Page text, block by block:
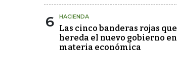
6 HACIENDA
Las cinco banderas rojas que
hereda el nuevo gobierno en
materia económica